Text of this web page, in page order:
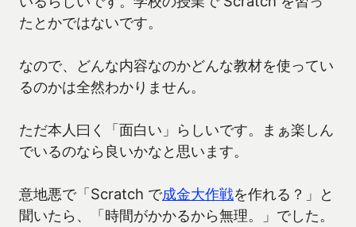
たとかではないです。
なので、どんな内容なのかどんな教材を使ってい
るのかは全然わかりません。
ただ本人曰く「面白い」らしいです。まぁ楽しん
でいるのなら良いかなと思います。
意地悪で「Scratch で成金大作戦を作れる？」と
聞いたら、「時間がかかるから無理。」でした。